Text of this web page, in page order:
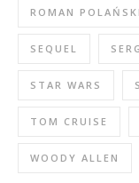
ROMAN POLAŃSKI
SEQUEL
STAR WARS
TOM CRUISE
WOODY ALLEN